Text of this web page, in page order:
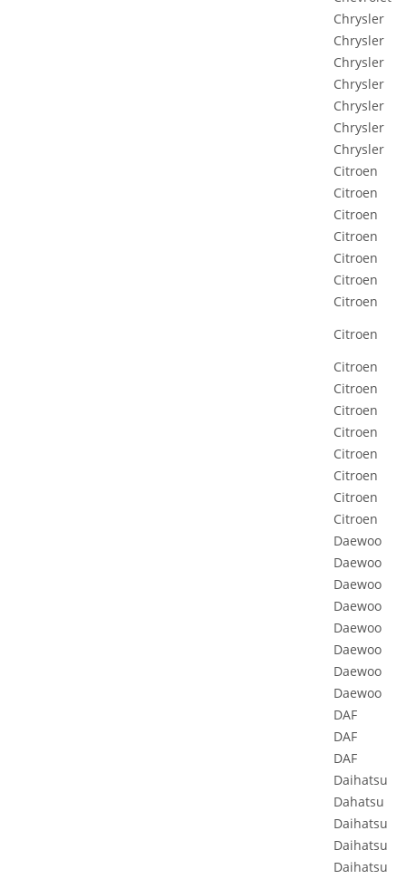
Chrysler
Chrysler
Chrysler
Chrysler
Chrysler
Chrysler
Chrysler
Citroen
Citroen
Citroen
Citroen
Citroen
Citroen
Citroen
Citroen
Citroen
Citroen
Citroen
Citroen
Citroen
Citroen
Citroen
Citroen
Daewoo
Daewoo
Daewoo
Daewoo
Daewoo
Daewoo
Daewoo
Daewoo
DAF
DAF
DAF
Daihatsu
Dahatsu
Daihatsu
Daihatsu
Daihatsu